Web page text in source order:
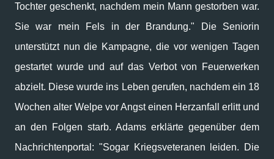
Tochter geschenkt, nachdem mein Mann gestorben war.
Sie war mein Fels in der Brandung." Die Seniorin
unterstützt nun die Kampagne, die vor wenigen Tagen
gestartet wurde und auf das Verbot von Feuerwerken
abzielt. Diese wurde ins Leben gerufen, nachdem ein 18
Wochen alter Welpe vor Angst einen Herzanfall erlitt und
an den Folgen starb. Adams erklärte gegenüber dem
Nachrichtenportal: "Sogar Kriegsveteranen leiden. Die